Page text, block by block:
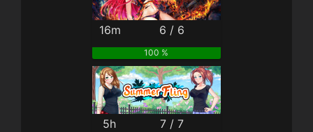
16m 6 / 6
100 %
5h 7 / 7